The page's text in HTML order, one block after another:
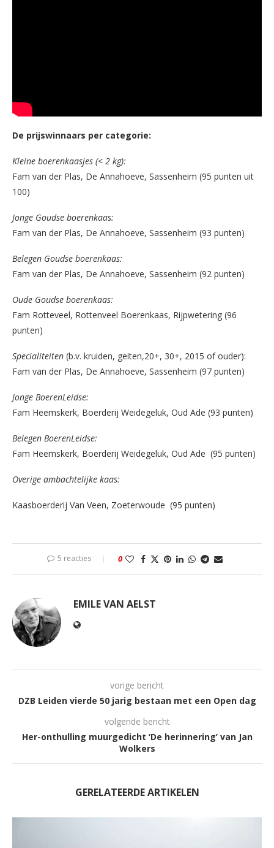
De prijswinnaars per categorie:
Kleine boerenkaasjes (< 2 kg):
Fam van der Plas, De Annahoeve, Sassenheim (95 punten uit
100)
Jonge Goudse boerenkaas:
Fam van der Plas, De Annahoeve, Sassenheim (93 punten)
Belegen Goudse boerenkaas:
Fam van der Plas, De Annahoeve, Sassenheim (92 punten)
Oude Goudse boerenkaas:
Fam Rotteveel, Rottenveel Boerenkaas, Rijpwetering (96
punten)
Specialiteiten (b.v. kruiden, geiten,20+, 30+, 2015 of ouder):
Fam van der Plas, De Annahoeve, Sassenheim (97 punten)
Jonge BoerenLeidse:
Fam Heemskerk, Boerderij Weidegeluk, Oud Ade (93 punten)
Belegen BoerenLeidse:
Fam Heemskerk, Boerderij Weidegeluk, Oud Ade (95 punten)
Overige ambachtelijke kaas:
Kaasboerderij Van Veen, Zoeterwoude (95 punten)
5 reacties 0
EMILE VAN AELST
vorige bericht
DZB Leiden vierde 50 jarig bestaan met een Open dag
volgende bericht
Her-onthulling muurgedicht ‘De herinnering’ van Jan
Wolkers
GERELATEERDE ARTIKELEN